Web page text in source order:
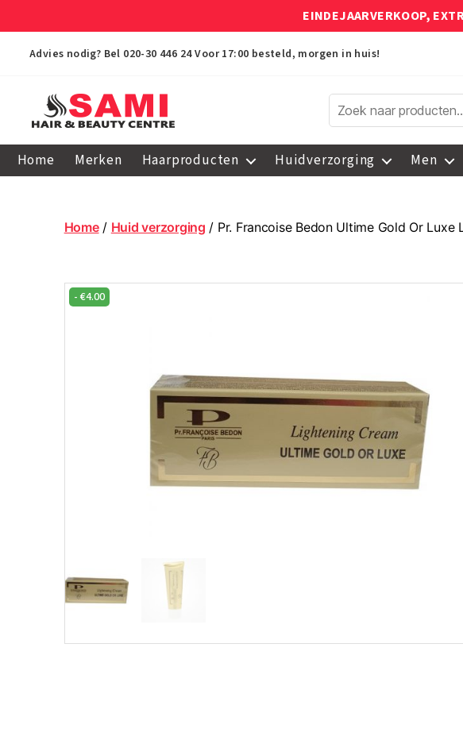
EINDEJAARVERKOOP,
Advies nodig? Bel 020-30 446 24 Voor 17:00 besteld, morgen in huis!
Hair
Centre
Home Merken Haarproducten Huidverzorging Men
Home/ Huid verzorging / Pr. Francoise Bedon Ultime Gold Or Luxe
- €4.00